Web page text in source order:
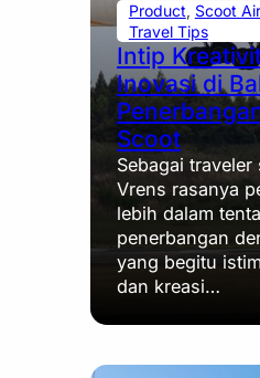
Product, Scoot
Travel Tips
Intip
Inovasi di
Scoot
Sebagai traveler
Vrens rasanya
lebih dalam
penerbangan
yang begitu
dan kreasi…